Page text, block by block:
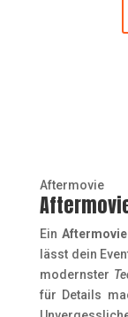
Aftermovie
Ein Aftermovie
lässt dein
modernster
für Details